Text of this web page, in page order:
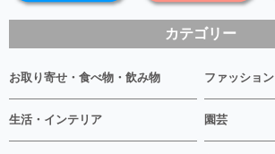
カテゴリー
お取り寄せ・食べ物・飲み物 ファッション
生活・インテリア 園芸